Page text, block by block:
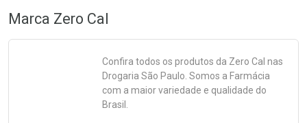
Marca Zero Cal
Confira todos os produtos da Zero Cal nas
Drogaria São Paulo. Somos a Farmácia
com a maior variedade e qualidade do
Brasil.